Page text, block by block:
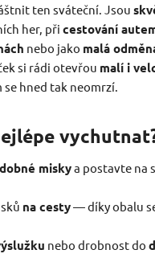
ten sváteční. Jsou
her, při cestování
nebo jako malá
si rádi otevřou malí i
hned tak neomrzí.
miskya postavte na
na cesty— díky obalu
nebo drobnost do